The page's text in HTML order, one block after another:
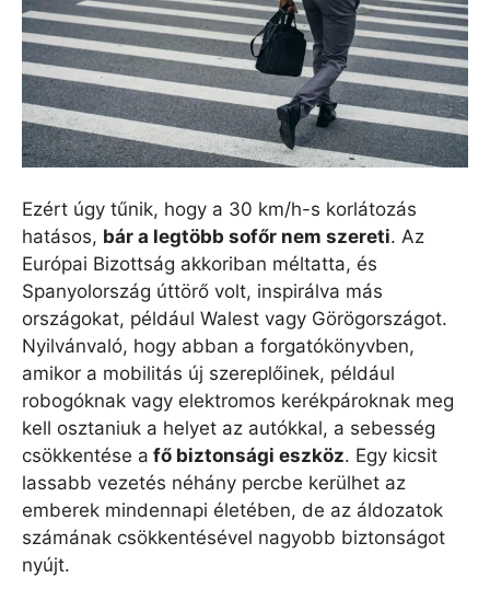
Ezért úgy tűnik, hogy a 30 km/h-s korlátozás
hatásos, bár a legtöbb sofőr nem szereti. Az
Európai Bizottság akkoriban méltatta, és
Spanyolország úttörő volt, inspirálva más
országokat, például Walest vagy Görögországot.
Nyilvánvaló, hogy abban a forgatókönyvben,
amikor a mobilitás új szereplőinek, például
robogóknak vagy elektromos kerékpároknak meg
kell osztaniuk a helyet az autókkal, a sebesség
csökkentése a fő biztonsági eszköz. Egy kicsit
lassabb vezetés néhány percbe kerülhet az
emberek mindennapi életében, de az áldozatok
számának csökkentésével nagyobb biztonságot
nyújt.